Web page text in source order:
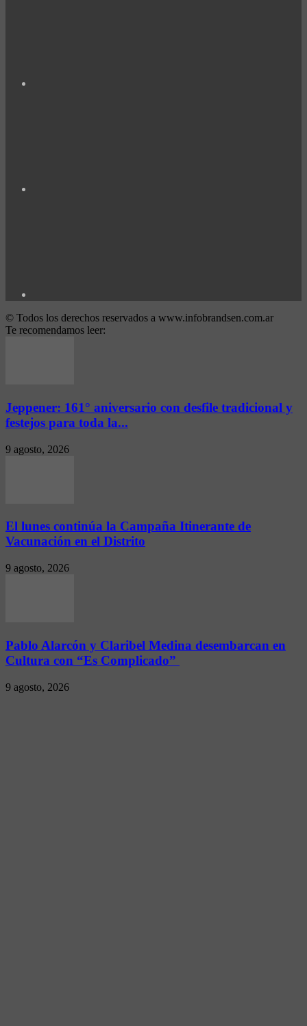
© Todos los derechos reservados a www.infobrandsen.com.ar
Te recomendamos leer:
Jeppener: 161° aniversario con desfile tradicional y
festejos para toda la...
9 agosto, 2026
El lunes continúa la Campaña Itinerante de
Vacunación en el Distrito
9 agosto, 2026
Pablo Alarcón y Claribel Medina desembarcan en
Cultura con “Es Complicado”
9 agosto, 2026